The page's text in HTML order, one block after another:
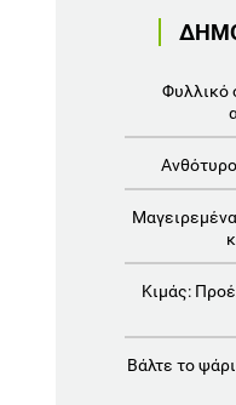
Φυλλικό
Κιμάς:
Βάλτε το